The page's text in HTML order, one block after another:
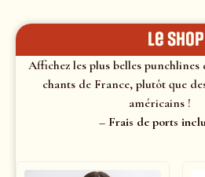
le shop
Affichez les plus belles punchlines
chants de France, plutôt que
américains !
– Frais de ports